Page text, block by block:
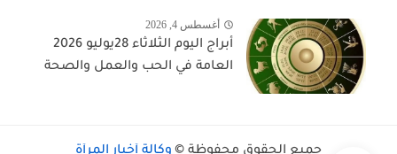
أغسطس 4, 2026
أبراج اليوم الثلاثاء 28يوليو 2026
العامة في الحب والعمل والصحة
جميع الحقوق محفوظة © وكالة أخبار المرأة